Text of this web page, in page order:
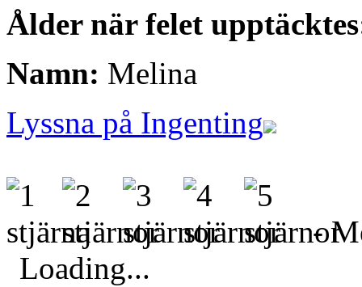
Ålder när felet
Namn: Melina
Lyssna på Ingenting
-
Loading...